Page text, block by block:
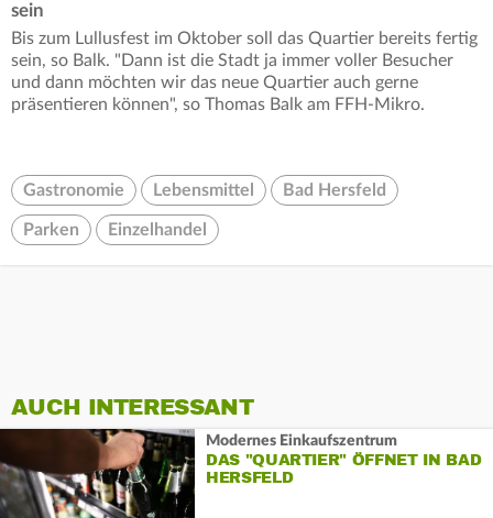
sein
Bis zum Lullusfest im Oktober soll das Quartier bereits fertig
sein, so Balk. "Dann ist die Stadt ja immer voller Besucher
und dann möchten wir das neue Quartier auch gerne
präsentieren können", so Thomas Balk am FFH-Mikro.
Gastronomie Lebensmittel Bad Hersfeld
Parken Einzelhandel
AUCH INTERESSANT
Modernes Einkaufszentrum
DAS "QUARTIER" ÖFFNET IN BAD
HERSFELD